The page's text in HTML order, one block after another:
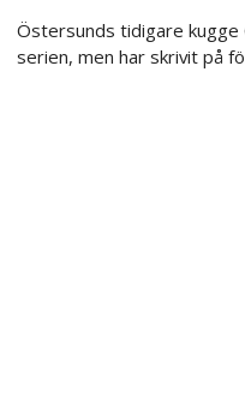
Östersunds tidigare kugge
serien, men har skrivit på